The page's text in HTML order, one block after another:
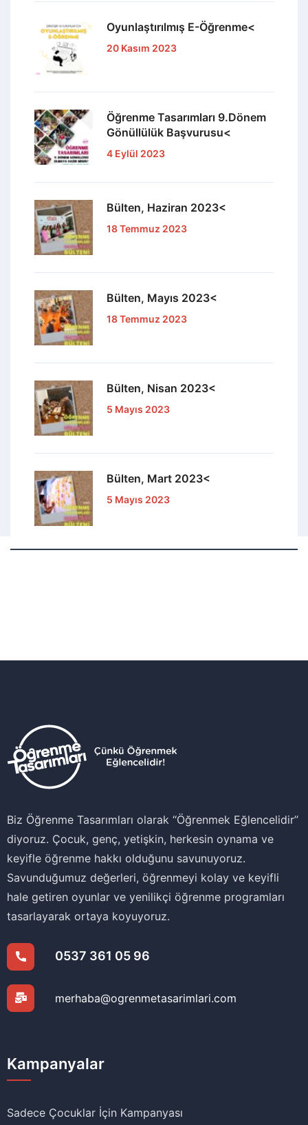
Oyunlaştırılmış E-Öğrenme<
20 Kasım 2023
Öğrenme Tasarımları 9.Dönem
Gönüllülük Başvurusu<
4 Eylül 2023
Bülten, Haziran 2023<
18 Temmuz 2023
Bülten, Mayıs 2023<
18 Temmuz 2023
Bülten, Nisan 2023<
5 Mayıs 2023
Bülten, Mart 2023<
5 Mayıs 2023
Biz Öğrenme Tasarımları olarak ‘‘Öğrenmek Eğlencelidir’’
diyoruz. Çocuk, genç, yetişkin, herkesin oynama ve
keyifle öğrenme hakkı olduğunu savunuyoruz.
Savunduğumuz değerleri, öğrenmeyi kolay ve keyifli
hale getiren oyunlar ve yenilikçi öğrenme programları
tasarlayarak ortaya koyuyoruz.
0537 361 05 96
merhaba@ogrenmetasarimlari.com
Kampanyalar
Sadece Çocuklar İçin Kampanyası